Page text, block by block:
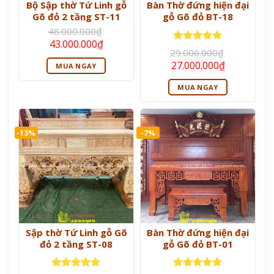
Bộ Sập thờ Tứ Linh gỗ
Gõ đỏ 2 tầng ST-11
48.000.000₫
Giá
gốc
là:
48.000.000₫.
43.000.000₫Giá
hiện
tại
là:
43.000.000₫.
MUA NGAY
Bàn Thờ đứng hiện đại
gỗ Gõ đỏ BT-18
Được xếp
hạng55
sao
29.000.000₫
Giá
gốc
là:
29.000.000₫.
27.000.000₫Giá
hiện
tại
là:
MUA NGAY
-13%
Sập thờ Tứ Linh gỗ Gõ
đỏ 2 tầng ST-08
-7%
Bàn Thờ đứng hiện đại
gỗ Gõ đỏ BT-01